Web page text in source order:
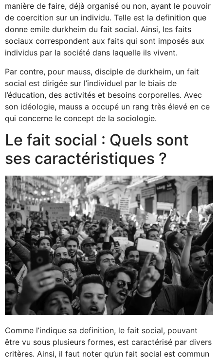
manière de faire, déjà organisé ou non, ayant le pouvoir
de coercition sur un individu. Telle est la definition que
donne emile durkheim du fait social. Ainsi, les faits
sociaux correspondent aux faits qui sont imposés aux
individus par la société dans laquelle ils vivent.
Par contre, pour mauss, disciple de durkheim, un fait
social est dirigée sur l’individuel par le biais de
l’éducation, des activités et besoins corporelles. Avec
son idéologie, mauss a occupé un rang très élevé en ce
qui concerne le concept de la sociologie.
Le fait social : Quels sont
ses caractéristiques ?
Comme l’indique sa definition, le fait social, pouvant
être vu sous plusieurs formes, est caractérisé par divers
critères. Ainsi, il faut noter qu’un fait social est commun